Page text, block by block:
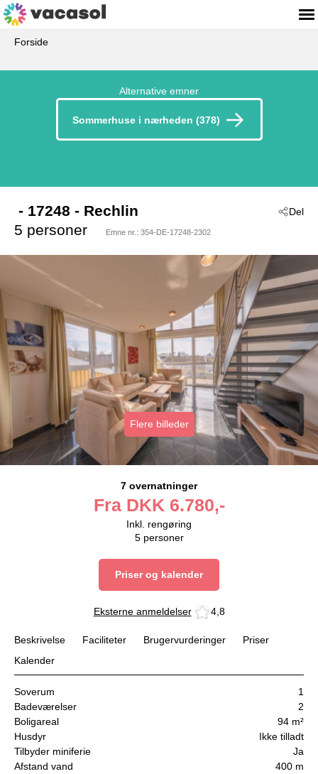
Forside
Alternative emner
Sommerhuse i nærheden (378)
Del
- 17248 - Rechlin
5 personer
Emne nr.: 354-DE-17248-2302
Flere billeder
7 overnatninger
Fra DKK 6.780,-
Inkl. rengøring
5 personer
Priser og kalender
Eksterne anmeldelser 4,8
Beskrivelse Faciliteter Brugervurderinger
Priser
Kalender
Soverum
1
Badeværelser
2
Boligareal
94 m²
Husdyr
Ikke tilladt
Tilbyder miniferie
Ja
Afstand vand
400 m